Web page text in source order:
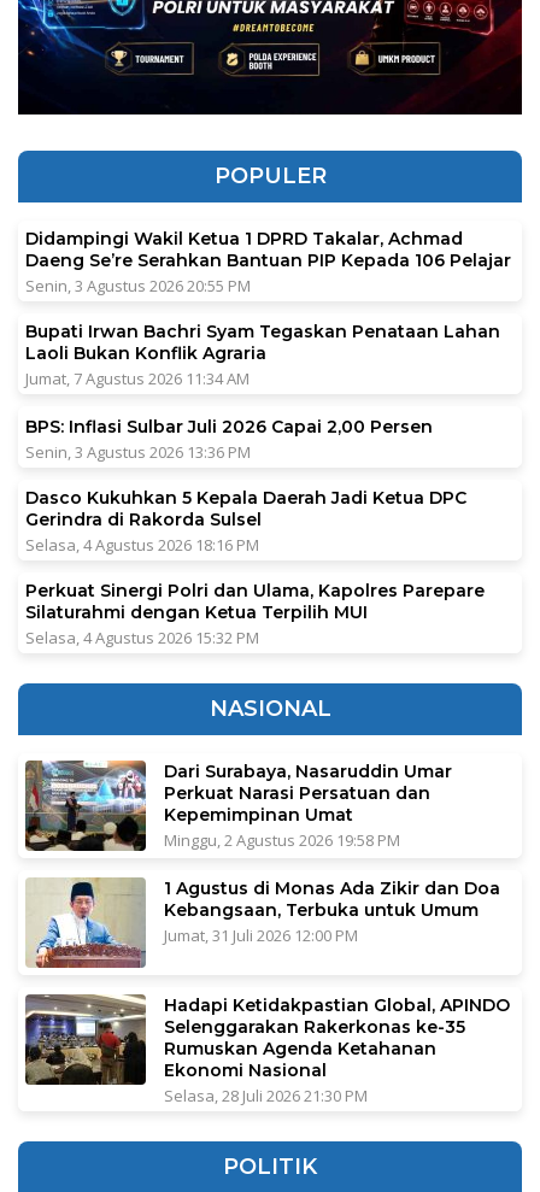
POPULER
Didampingi Wakil Ketua 1 DPRD Takalar, Achmad
Daeng Se’re Serahkan Bantuan PIP Kepada 106 Pelajar
Senin, 3 Agustus 2026 20:55 PM
Bupati Irwan Bachri Syam Tegaskan Penataan Lahan
Laoli Bukan Konflik Agraria
Jumat, 7 Agustus 2026 11:34 AM
BPS: Inflasi Sulbar Juli 2026 Capai 2,00 Persen
Senin, 3 Agustus 2026 13:36 PM
Dasco Kukuhkan 5 Kepala Daerah Jadi Ketua DPC
Gerindra di Rakorda Sulsel
Selasa, 4 Agustus 2026 18:16 PM
Perkuat Sinergi Polri dan Ulama, Kapolres Parepare
Silaturahmi dengan Ketua Terpilih MUI
Selasa, 4 Agustus 2026 15:32 PM
NASIONAL
Dari Surabaya, Nasaruddin Umar
Perkuat Narasi Persatuan dan
Kepemimpinan Umat
Minggu, 2 Agustus 2026 19:58 PM
1 Agustus di Monas Ada Zikir dan Doa
Kebangsaan, Terbuka untuk Umum
Jumat, 31 Juli 2026 12:00 PM
Hadapi Ketidakpastian Global, APINDO
Selenggarakan Rakerkonas ke-35
Rumuskan Agenda Ketahanan
Ekonomi Nasional
Selasa, 28 Juli 2026 21:30 PM
POLITIK